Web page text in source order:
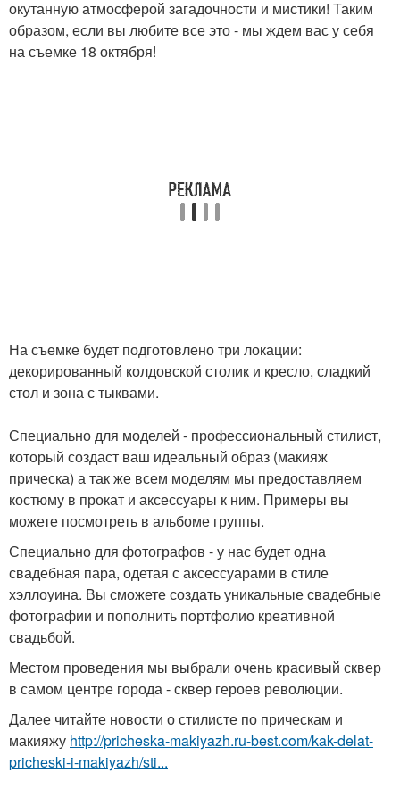
окутанную атмосферой загадочности и мистики! Таким
образом, если вы любите все это - мы ждем вас у себя
на съемке 18 октября!
На съемке будет подготовлено три локации:
декорированный колдовской столик и кресло, сладкий
стол и зона с тыквами.
Специально для моделей - профессиональный стилист,
который создаст ваш идеальный образ (макияж
прическа) а так же всем моделям мы предоставляем
костюму в прокат и аксессуары к ним. Примеры вы
можете посмотреть в альбоме группы.
Специально для фотографов - у нас будет одна
свадебная пара, одетая с аксессуарами в стиле
хэллоуина. Вы сможете создать уникальные свадебные
фотографии и пополнить портфолио креативной
свадьбой.
Местом проведения мы выбрали очень красивый сквер
в самом центре города - сквер героев революции.
Далее читайте новости о стилисте по прическам и
макияжу http://pricheska-makiyazh.ru-best.com/kak-delat-
pricheski-i-makiyazh/sti...